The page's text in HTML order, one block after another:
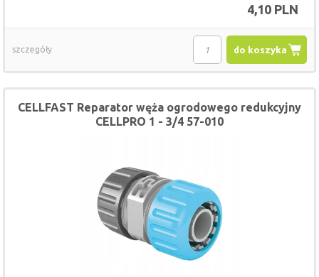
4,10 PLN
do koszyka
szczegóły
CELLFAST Reparator węża ogrodowego redukcyjny
CELLPRO 1 - 3/4 57-010